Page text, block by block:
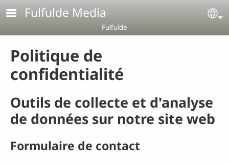
Aller au contenu principal
Fulfulde Media
Fulfulde
Politique de
confidentialité
Outils de collecte et d'analyse
de données sur notre site web
Formulaire de contact